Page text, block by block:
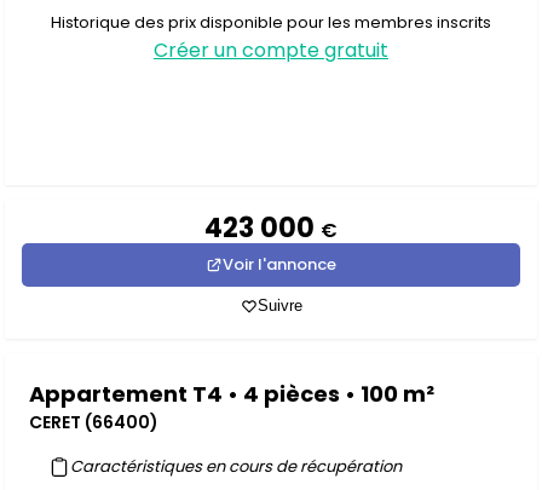
Historique des prix disponible pour les membres inscrits
Créer un compte gratuit
423 000 €
Voir l'annonce
Suivre
Appartement T4 • 4 pièces • 100 m²
CERET (66400)
Caractéristiques en cours de récupération